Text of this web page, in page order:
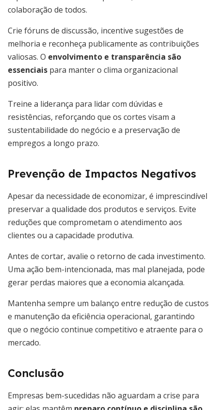
colaboração de todos.
Crie fóruns de discussão, incentive sugestões de
melhoria e reconheça publicamente as contribuições
valiosas. O envolvimento e transparência são
essenciais para manter o clima organizacional
positivo.
Treine a liderança para lidar com dúvidas e
resistências, reforçando que os cortes visam a
sustentabilidade do negócio e a preservação de
empregos a longo prazo.
Prevenção de Impactos Negativos
Apesar da necessidade de economizar, é imprescindível
preservar a qualidade dos produtos e serviços. Evite
reduções que comprometam o atendimento aos
clientes ou a capacidade produtiva.
Antes de cortar, avalie o retorno de cada investimento.
Uma ação bem-intencionada, mas mal planejada, pode
gerar perdas maiores que a economia alcançada.
Mantenha sempre um balanço entre redução de custos
e manutenção da eficiência operacional, garantindo
que o negócio continue competitivo e atraente para o
mercado.
Conclusão
Empresas bem-sucedidas não aguardam a crise para